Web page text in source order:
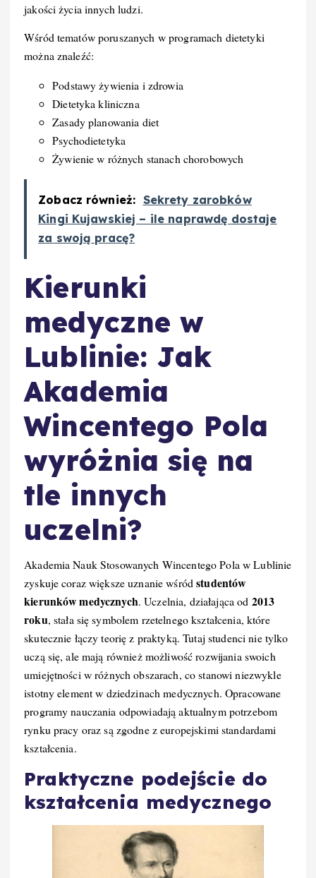
jakości życia innych ludzi.
Wśród tematów poruszanych w programach dietetyki
można znaleźć:
Podstawy żywienia i zdrowia
Dietetyka kliniczna
Zasady planowania diet
Psychodietetyka
Żywienie w różnych stanach chorobowych
Zobacz również: Sekrety zarobków
Kingi Kujawskiej – ile naprawdę dostaje
za swoją pracę?
Kierunki
medyczne w
Lublinie: Jak
Akademia
Wincentego Pola
wyróżnia się na
tle innych
uczelni?
Akademia Nauk Stosowanych Wincentego Pola w Lublinie
zyskuje coraz większe uznanie wśródstudentów
kierunków medycznych. Uczelnia, działająca od 2013
roku, stała się symbolem rzetelnego kształcenia, które
skutecznie łączy teorię z praktyką. Tutaj studenci nie tylko
uczą się, ale mają również możliwość rozwijania swoich
umiejętności w różnych obszarach, co stanowi niezwykle
istotny element w dziedzinach medycznych. Opracowane
programy nauczania odpowiadają aktualnym potrzebom
rynku pracy oraz są zgodne z europejskimi standardami
kształcenia.
Praktyczne podejście do
kształcenia medycznego